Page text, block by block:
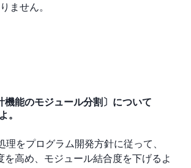
ません。
機能のモジュール分割〕について
。
理をプログラム開発方針に従って、
を高め、モジュール結合度を下げるよ